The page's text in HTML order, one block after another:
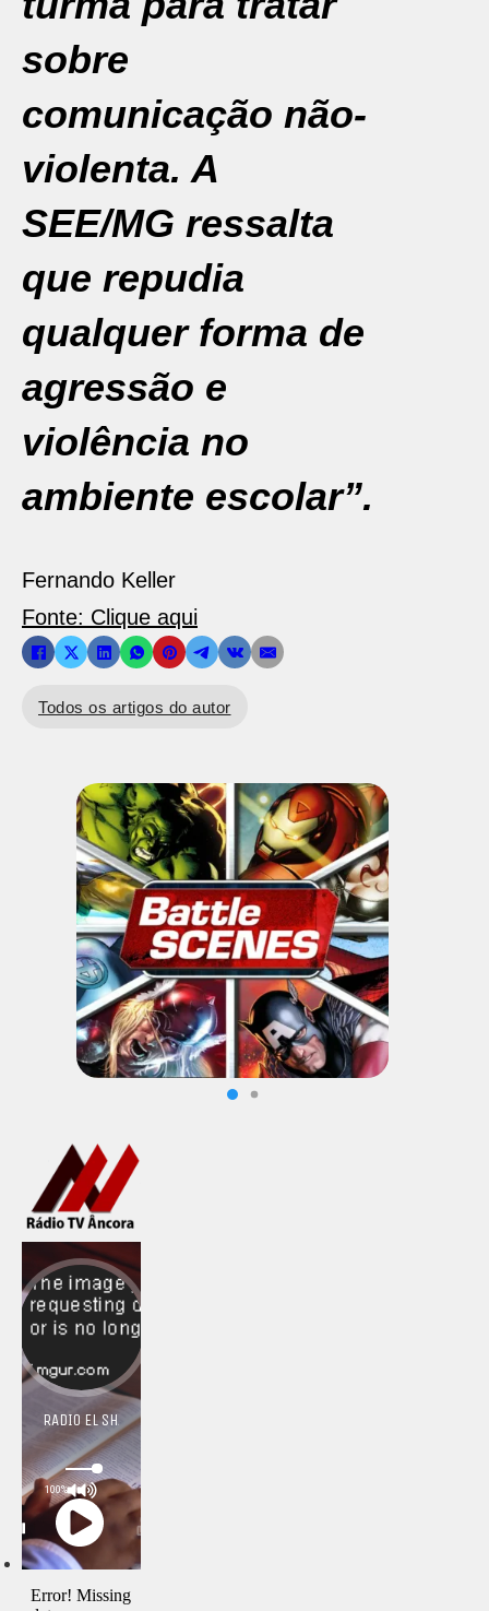
sobre
comunicação não-
violenta. A
SEE/MG ressalta
que repudia
qualquer forma de
agressão e
violência no
ambiente escolar”.
Fernando Keller
Fonte: Clique aqui
Todos os artigos do autor